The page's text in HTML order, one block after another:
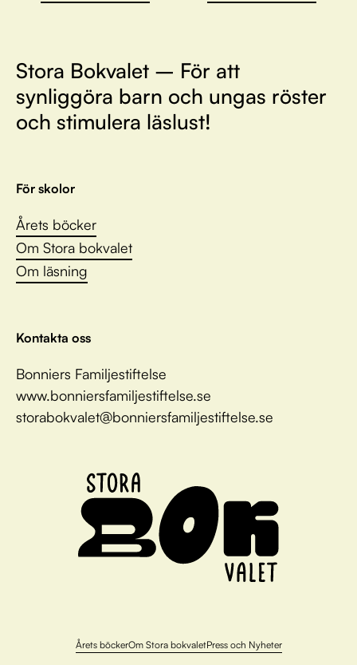
Stora Bokvalet – För att
synliggöra barn och ungas röster
och stimulera läslust!
För skolor
Årets böcker
Om Stora bokvalet
Om läsning
Kontakta oss
Bonniers Familjestiftelse
www.bonniersfamiljestiftelse.se
storabokvalet@bonniersfamiljestiftelse.se
Årets böckerOm Stora bokvaletPress och Nyheter